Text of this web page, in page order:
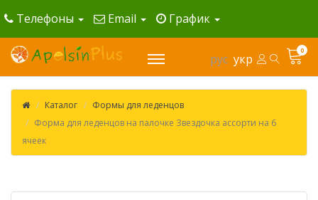
Телефоны Email График
рус укр
0
Каталог
Формы для леденцов
Форма для леденцов на палочке Звездочка ассорти на 6
ячеек